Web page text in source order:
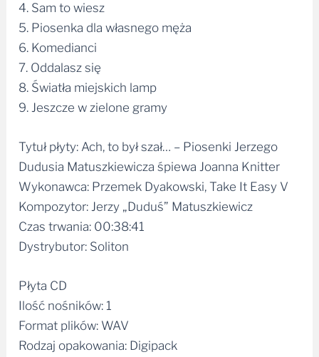
4. Sam to wiesz
5. Piosenka dla własnego męża
6. Komedianci
7. Oddalasz się
8. Światła miejskich lamp
9. Jeszcze w zielone gramy
Tytuł płyty: Ach, to był szał… – Piosenki Jerzego
Dudusia Matuszkiewicza śpiewa Joanna Knitter
Wykonawca: Przemek Dyakowski, Take It Easy V
Kompozytor: Jerzy „Duduś” Matuszkiewicz
Czas trwania: 00:38:41
Dystrybutor: Soliton
Płyta CD
Ilość nośników: 1
Format plików: WAV
Rodzaj opakowania: Digipack